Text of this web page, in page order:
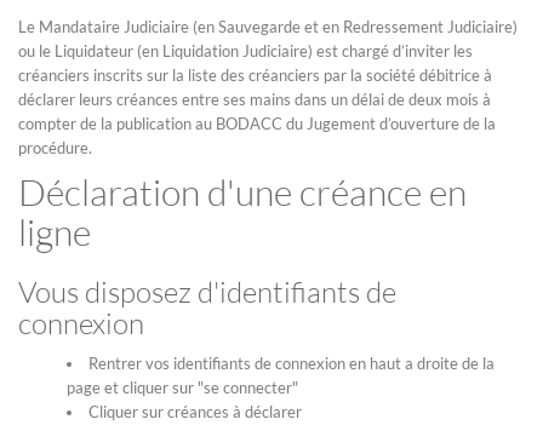
Le Mandataire Judiciaire (en Sauvegarde et en Redressement Judiciaire)
ou le Liquidateur (en Liquidation Judiciaire) est chargé d’inviter les
créanciers inscrits sur la liste des créanciers par la société débitrice à
déclarer leurs créances entre ses mains dans un délai de deux mois à
compter de la publication au BODACC du Jugement d’ouverture de la
procédure.
Déclaration d'une créance en
ligne
Vous disposez d'identifiants de
connexion
Rentrer vos identifiants de connexion en haut a droite de la
page et cliquer sur "se connecter"
Cliquer sur créances à déclarer